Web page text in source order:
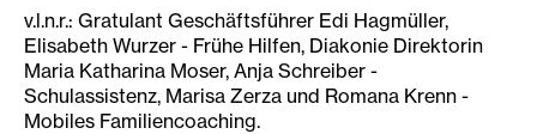
v.l.n.r.: Gratulant Geschäftsführer Edi Hagmüller,
Elisabeth Wurzer - Frühe Hilfen, Diakonie Direktorin
Maria Katharina Moser, Anja Schreiber -
Schulassistenz, Marisa Zerza und Romana Krenn -
Mobiles Familiencoaching.